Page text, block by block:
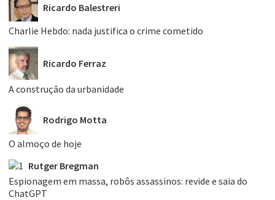
Ricardo Balestreri
Charlie Hebdo: nada justifica o crime cometido
Ricardo Ferraz
A construção da urbanidade
Rodrigo Motta
O almoço de hoje
Rutger Bregman
Espionagem em massa, robôs assassinos: revide e saia do
ChatGPT